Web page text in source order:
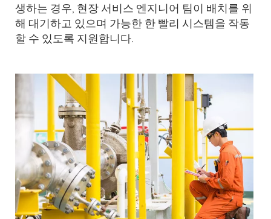
생하는 경우, 현장 서비스 엔지니어 팀이 배치를 위
해 대기하고 있으며 가능한 한 빨리 시스템을 작동
할 수 있도록 지원합니다.